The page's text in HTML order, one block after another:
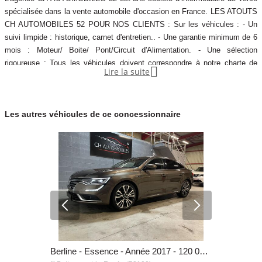
Garantie mécanique
6 mois
spécialisée dans la vente automobile d'occasion en France. LES ATOUTS
CH AUTOMOBILES 52 POUR NOS CLIENTS : Sur les véhicules : - Un
suivi limpide : historique, carnet d'entretien.. - Une garantie minimum de 6
mois : Moteur/ Boite/ Pont/Circuit d'Alimentation. - Une sélection
rigoureuse : Tous les véhicules doivent correspondre à notre charte de
qualité. Sur de nombreux services : - Extension de garantie. -
Lire la suite 
Les autres véhicules de ce concessionnaire
Berline - Essence - Année 2017 - 120 000 km, 13 990 €